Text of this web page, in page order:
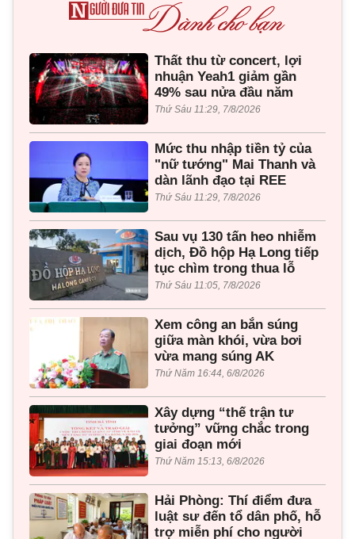
Thất thu từ concert, lợi
nhuận Yeah1 giảm gần
49% sau nửa đầu năm
Thứ Sáu 11:29, 7/8/2026
Mức thu nhập tiền tỷ của
"nữ tướng" Mai Thanh và
dàn lãnh đạo tại REE
Thứ Sáu 11:29, 7/8/2026
Sau vụ 130 tấn heo nhiễm
dịch, Đồ hộp Hạ Long tiếp
tục chìm trong thua lỗ
Thứ Sáu 11:05, 7/8/2026
Xem công an bắn súng
giữa màn khói, vừa bơi
vừa mang súng AK
Thứ Năm 16:44, 6/8/2026
Xây dựng “thế trận tư
tưởng” vững chắc trong
giai đoạn mới
Thứ Năm 15:13, 6/8/2026
Hải Phòng: Thí điểm đưa
luật sư đến tổ dân phố, hỗ
trợ miễn phí cho người